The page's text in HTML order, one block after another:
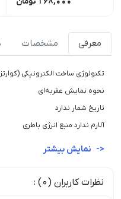
معرفی مشخصات
تکنولوژی ساخت الکترونیکی
نحوه نمایش عقربه‌ای
تاریخ شمار ندارد
آلارم ندارد منبع انرژی باطری
نظرات کاربران (0) :